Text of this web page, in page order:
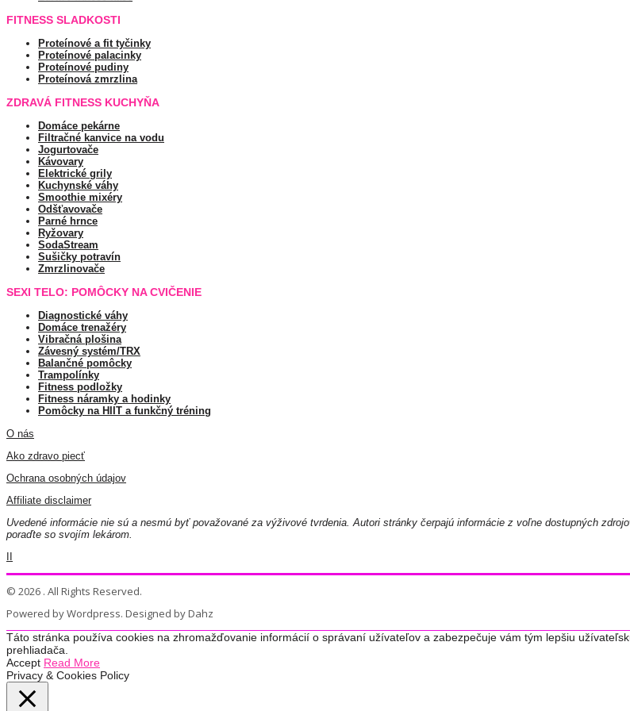
FITNESS SLADKOSTI
Proteínové a fit tyčinky
Proteínové palacinky
Proteínové pudiny
Proteínová zmrzlina
ZDRAVÁ FITNESS KUCHYŇA
Domáce pekárne
Filtračné kanvice na vodu
Jogurtovače
Kávovary
Elektrické grily
Kuchynské váhy
Smoothie mixéry
Odšťavovače
Parné hrnce
Ryžovary
SodaStream
Sušičky potravín
Zmrzlinovače
SEXI TELO: POMÔCKY NA CVIČENIE
Diagnostické váhy
Domáce trenažéry
Vibračná plošina
Závesný systém/TRX
Balančné pomôcky
Trampolínky
Fitness podložky
Fitness náramky a hodinky
Pomôcky na HIIT a funkčný tréning
O nás
Ako zdravo piecť
Ochrana osobných údajov
Affiliate disclaimer
Uvedené informácie nie sú a nesmú byť považované za výživové tvrdenia. Autori stránky čerpajú informácie z voľne dostupných
poraďte so svojím lekárom.
© 2026 . All Rights Reserved.
Powered by Wordpress. Designed by Dahz
Táto stránka používa cookies na zhromažďovanie informácií o správaní užívateľov a zabezpečuje vám tým lepšiu
prehliadača.
Accept Read More
Privacy & Cookies Policy